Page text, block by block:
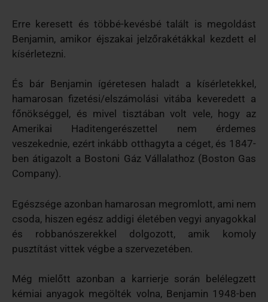
Erre keresett és többé-kevésbé talált is megoldást
Benjamin, amikor éjszakai jelzőrakétákkal kezdett el
kísérletezni.
És bár Benjamin ígéretesen haladt a kísérletekkel,
hamarosan fizetési/elszámolási vitába keveredett a
főnökséggel, és mivel tisztában volt vele, hogy az
Amerikai Haditengerészettel nem érdemes
veszekednie, ezért inkább otthagyta a céget, és 1847-
ben átigazolt a Bostoni Gáz Vállalathoz (Boston Gas
Company).
Egészsége azonban hamarosan megromlott, ami nem
csoda, hiszen egész addigi életében vegyi anyagokkal
és robbanószerekkel dolgozott, amik komoly
pusztítást vittek végbe a szervezetében.
Még mielőtt azonban a karrierje során belélegzett
kémiai anyagok megölték volna, Benjamin 1948-ben